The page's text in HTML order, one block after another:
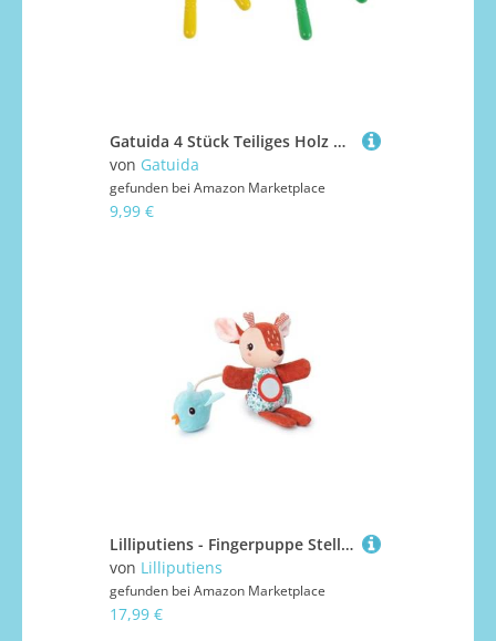
Gatuida 4 Stück Teiliges Holz Klapper Trommel Set mit und Eulendesign Sicherer Langlebiger Holzspielzeug Rassel für Junge Mädchen Beruhigender Pädagogisches Musikinstrument für Kleinkinder
von Gatuida
gefunden bei Amazon Marketplace
9,99 €
Lilliputiens - Fingerpuppe Stella - Plüsch zur Unterhaltung und Förderung von Babys - Mit Rassel, Spiegel und Knisterpapier - Spaßig und praktisch für unterwegs - Ab 6 Monaten - 83426
von Lilliputiens
gefunden bei Amazon Marketplace
17,99 €